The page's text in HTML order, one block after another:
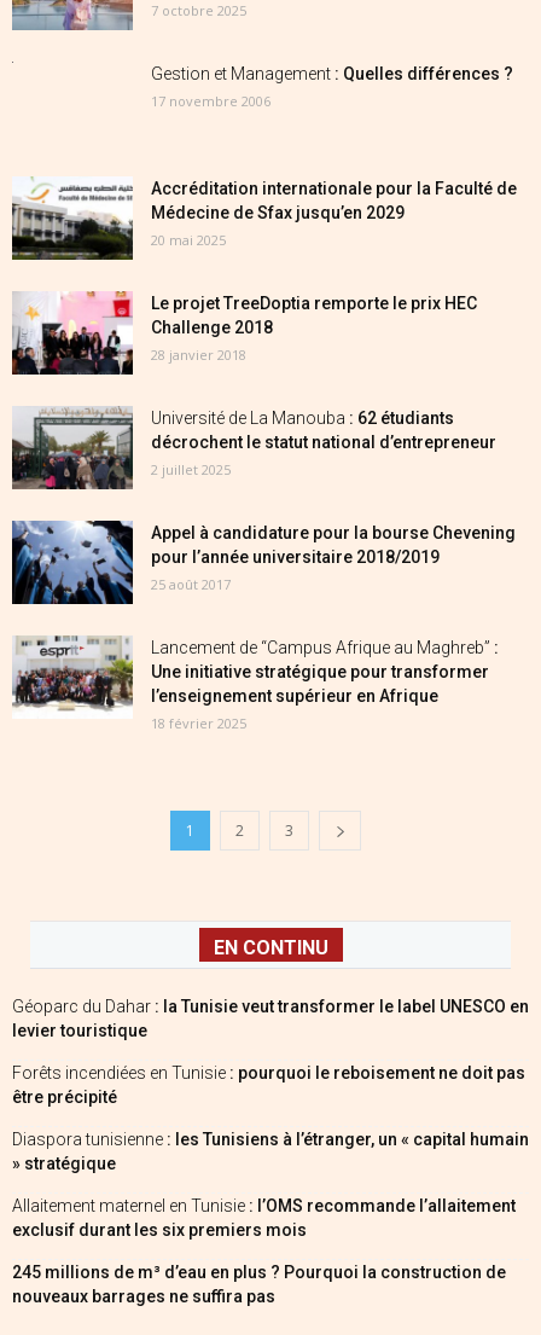
7 octobre 2025
Gestion et Management : Quelles différences ?
17 novembre 2006
Accréditation internationale pour la Faculté de
Médecine de Sfax jusqu’en 2029
20 mai 2025
Le projet TreeDoptia remporte le prix HEC
Challenge 2018
28 janvier 2018
Université de La Manouba : 62 étudiants
décrochent le statut national d’entrepreneur
2 juillet 2025
Appel à candidature pour la bourse Chevening
pour l’année universitaire 2018/2019
25 août 2017
Lancement de “Campus Afrique au Maghreb” :
Une initiative stratégique pour transformer
l’enseignement supérieur en Afrique
18 février 2025
1 2 3
EN CONTINU
Géoparc du Dahar : la Tunisie veut transformer le label UNESCO en
levier touristique
Forêts incendiées en Tunisie : pourquoi le reboisement ne doit pas
être précipité
Diaspora tunisienne : les Tunisiens à l’étranger, un « capital humain
» stratégique
Allaitement maternel en Tunisie : l’OMS recommande l’allaitement
exclusif durant les six premiers mois
245 millions de m³ d’eau en plus ? Pourquoi la construction de
nouveaux barrages ne suffira pas